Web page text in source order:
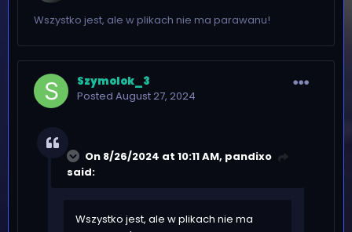
Wszystko jest, ale w plikach nie ma parawanu!
Szymolok_3
Posted August 27, 2024
On 8/26/2024 at 10:11 AM, pandixo
said:
Wszystko jest, ale w plikach nie ma